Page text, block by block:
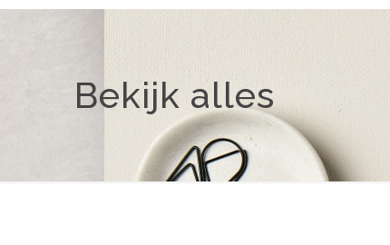
Bekijk alles